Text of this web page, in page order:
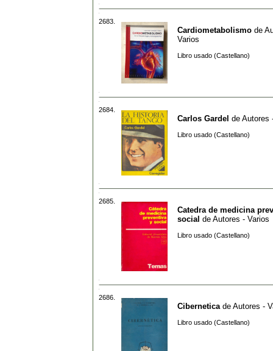
2683.
Cardiometabolismo de
Varios
Libro usado (Castellano)
2684.
Carlos Gardel de Autores
Libro usado (Castellano)
2685.
Catedra de medicina
social de Autores - Varios
Libro usado (Castellano)
2686.
Cibernetica de Autores -
Libro usado (Castellano)